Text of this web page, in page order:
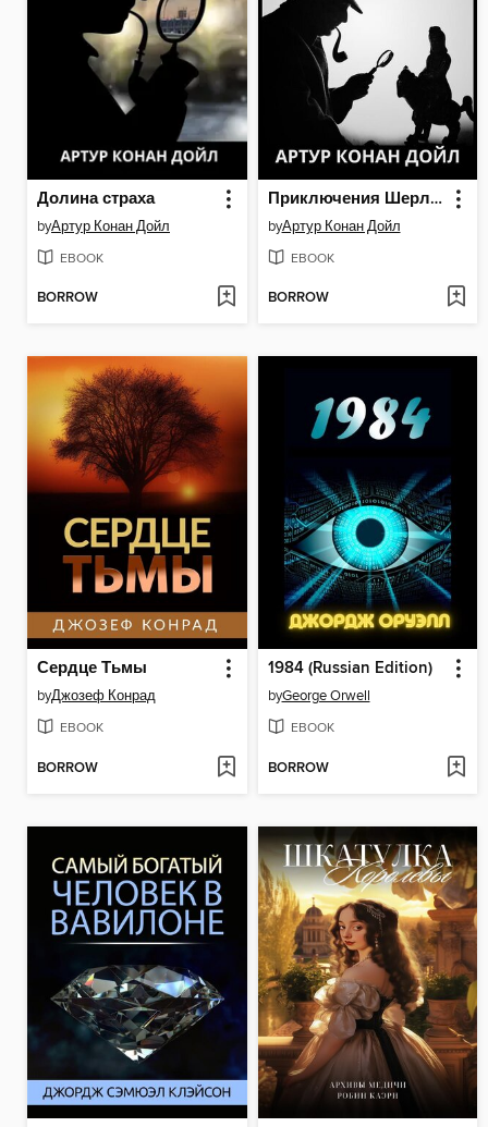
Долина страха
byАртур Конан Дойл
EBOOK
BORROW
Приключения Шерлок Холмс
byАртур Конан Дойл
EBOOK
BORROW
Сердце Тьмы
byДжозеф Конрад
EBOOK
BORROW
1984 (Russian Edition)
byGeorge Orwell
EBOOK
BORROW